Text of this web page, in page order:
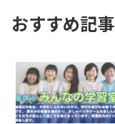
おすすめ記事